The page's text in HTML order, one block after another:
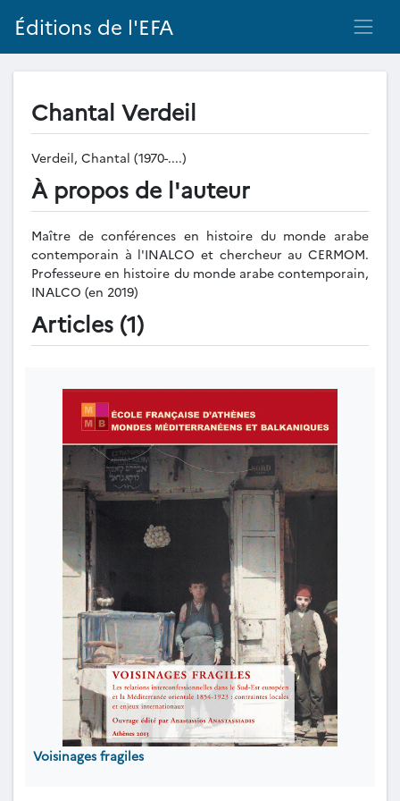
Éditions de l'EFA
Chantal Verdeil
Verdeil, Chantal (1970-....)
À propos de l'auteur
Maître de conférences en histoire du monde arabe
contemporain à l'INALCO et chercheur au CERMOM.
Professeure en histoire du monde arabe contemporain,
INALCO (en 2019)
Articles (1)
Voisinages fragiles